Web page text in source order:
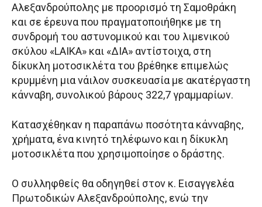
Αλεξανδρούπολης με προορισμό τη Σαμοθράκη
και σε έρευνα που πραγματοποιήθηκε με τη
συνδρομή του αστυνομικού και του λιμενικού
σκύλου «LAIΚΑ» και «ΔΙΑ» αντίστοιχα, στη
δίκυκλη μοτοσικλέτα του βρέθηκε επιμελώς
κρυμμένη μια νάιλον συσκευασία με ακατέργαστη
κάνναβη, συνολικού βάρους 322,7 γραμμαρίων.
Κατασχέθηκαν η παραπάνω ποσότητα κάνναβης,
χρήματα, ένα κινητό τηλέφωνο και η δίκυκλη
μοτοσικλέτα που χρησιμοποίησε ο δράστης.
Ο συλληφθείς θα οδηγηθεί στον κ. Εισαγγελέα
Πρωτοδικών Αλεξανδρούπολης, ενώ την